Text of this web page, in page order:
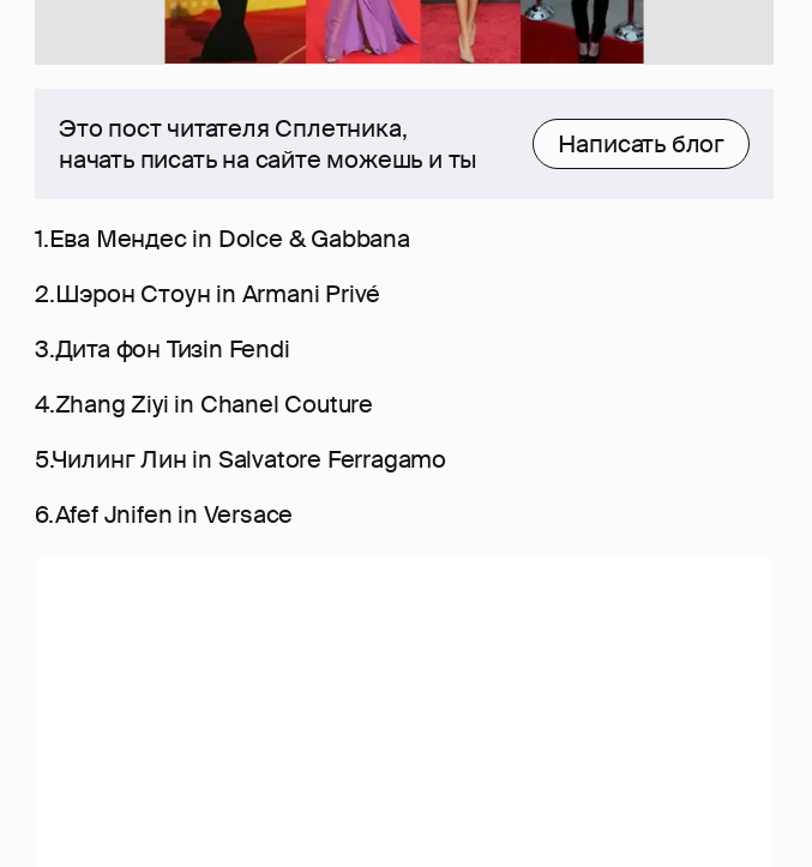
Это пост читателя Сплетника,
начать писать на сайте можешь и ты
Написать блог
1.Ева Мендес in Dolce & Gabbana
2.Шэрон Стоун in Armani Privé
3.Дита фон Тизin Fendi
4.Zhang Ziyi in Chanel Couture
5.Чилинг Лин in Salvatore Ferragamo
6.Afef Jnifen in Versace